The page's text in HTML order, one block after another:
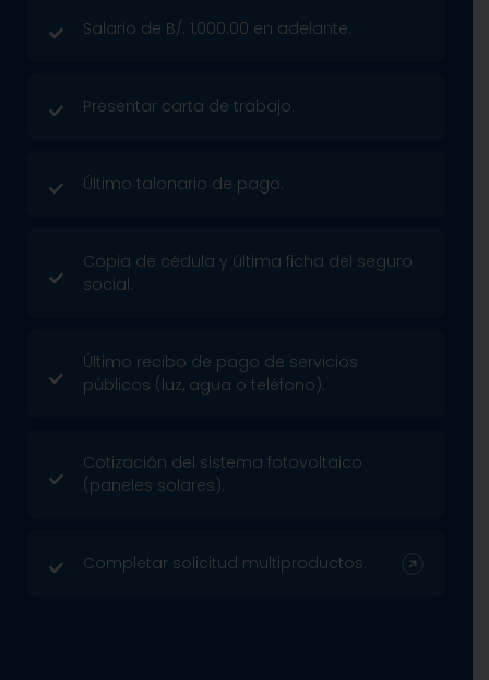
Salario de B/. 1,000.00 en adelante.
Presentar carta de trabajo.
Último talonario de pago.
Copia de cédula y última ficha del seguro
social.
Último recibo de pago de servicios
públicos (luz, agua o teléfono).
Cotización del sistema fotovoltaico
(paneles solares).
Completar solicitud multiproductos.